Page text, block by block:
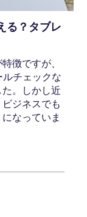
る？タブレ
徴ですが、
チェックな
。しかし近
ジネスでも
なっていま